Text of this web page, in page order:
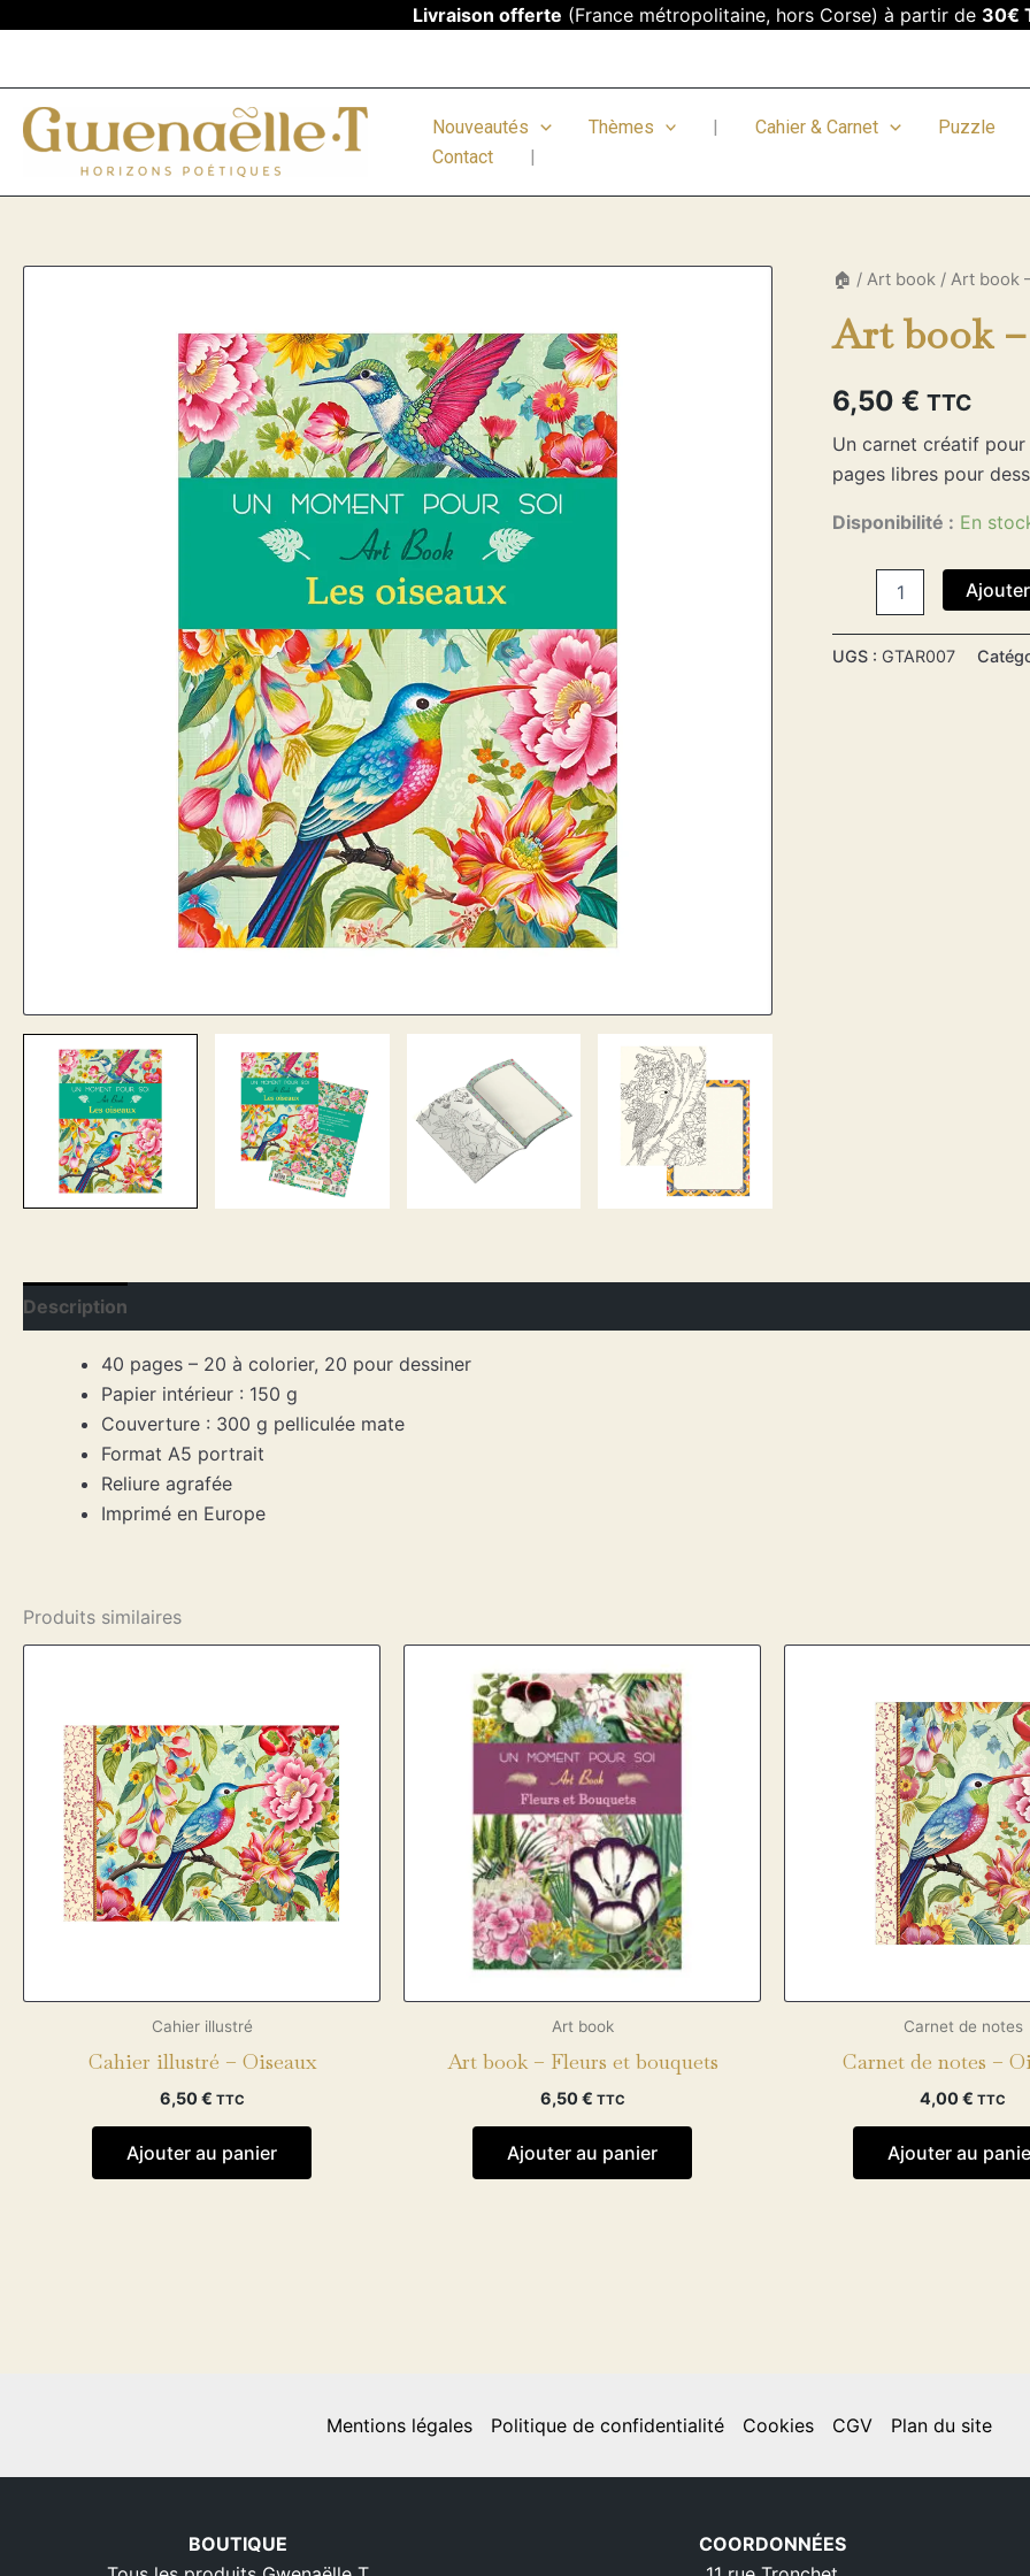
Livraison offerte (France métropolitaine, hors Corse) à partir de 30€
Nouveautés Thèmes | Cahier & Carnet
Puzzle
Contact
|
🏠 /Art book / Art book
Art book
6,50€ TTC
Un carnet créatif
pages libres pour
Disponibilité : En
quantité
Art
book
Oiseaux
UGS : GTAR007
Description
40 pages – 20 à colorier, 20 pour dessiner
Papier intérieur : 150 g
Couverture : 300 g pelliculée mate
Format A5 portrait
Reliure agrafée
Imprimé en Europe
Produits similaires
Cahier illustré
Cahier illustré – Oiseaux
6,50€ TTC
Ajouter au panier
Art book
Art book – Fleurs et bouquets
6,50€ TTC
Ajouter au panier
Carnet de notes
Carnet de notes –
4,00€ TTC
Ajouter au
Mentions légales Politique de confidentialité Cookies CGV Plan du site
BOUTIQUE
COORDONNÉES